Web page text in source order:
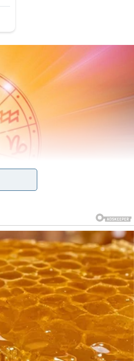
KOJE NISI
Trudio se okrenuti novoj
obaveze. Međutim, sudbina sada
će ga jedna vijest vratiti na događaje